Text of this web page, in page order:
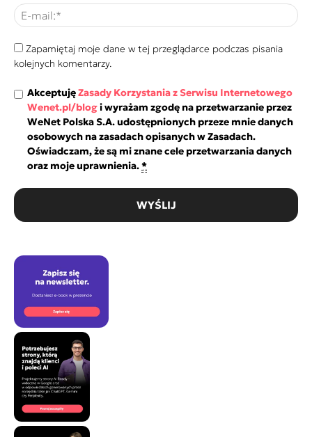
Zapamiętaj moje dane w tej przeglądarce podczas pisania
kolejnych komentarzy.
AkceptujęZasady Korzystania z Serwisu Internetowego
Wenet.pl/blogi wyrażam zgodę na przetwarzanie przez
WeNet Polska S.A. udostępnionych przeze mnie danych
osobowych na zasadach opisanych w Zasadach.
Oświadczam, że są mi znane cele przetwarzania danych
oraz moje uprawnienia.*